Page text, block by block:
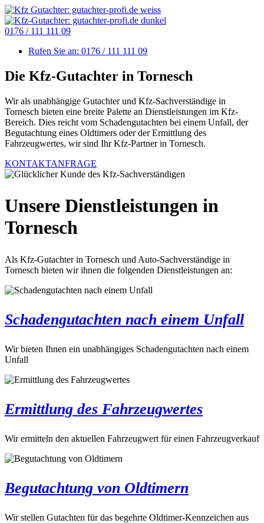
0176 / 111 111 09
Rufen Sie an: 0176 / 111 111 09
Die Kfz-Gutachter in Tornesch
Wir als unabhängige Gutachter und Kfz-Sachverständige in
Tornesch bieten eine breite Palette an Dienstleistungen im Kfz-
Bereich. Dies reicht vom Schadengutachten bei einem Unfall, der
Begutachtung eines Oldtimers oder der Ermittlung des
Fahrzeugwertes, wir sind Ihr Kfz-Partner in Tornesch.
KONTAKTANFRAGE
Unsere Dienstleistungen in
Tornesch
Als Kfz-Gutachter in Tornesch und Auto-Sachverständige in
Tornesch bieten wir ihnen die folgenden Dienstleistungen an:
Schadengutachten nach einem Unfall
Wir bieten Ihnen ein unabhängiges Schadengutachten nach einem
Unfall
Ermittlung des Fahrzeugwertes
Wir ermitteln den aktuellen Fahrzeugwert für einen Fahrzeugverkauf
Begutachtung von Oldtimern
Wir stellen Gutachten für das begehrte Oldtimer-Kennzeichen aus